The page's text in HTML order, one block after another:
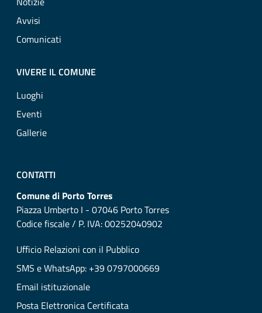
Avvisi
Comunicati
VIVERE IL COMUNE
Luoghi
Eventi
Gallerie
CONTATTI
Comune di Porto Torres
Piazza Umberto I - 07046 Porto Torres
Codice fiscale / P. IVA: 00252040902
Ufficio Relazioni con il Pubblico
SMS e WhatsApp: +39 0797000669
Email istituzionale
Posta Elettronica Certificata